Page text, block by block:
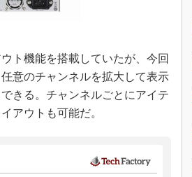
ト機能を搭載していたが、今回
意のチャンネルを拡大して表示
きる。チャンネルごとにアイテ
アウトも可能だ。